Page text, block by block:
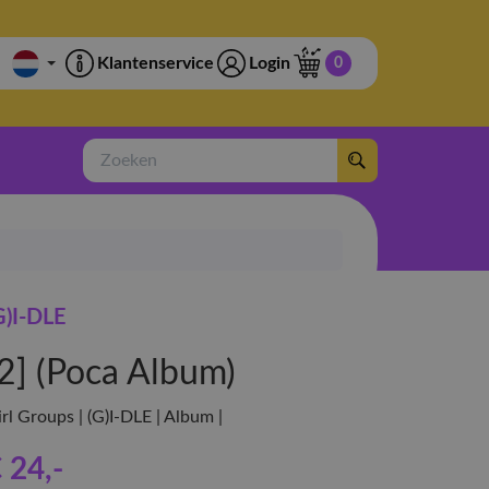
Klantenservice Login 0
Zoeken
DLE
(Poca Album)
Groups | (G)I-DLE | Album |
24,-